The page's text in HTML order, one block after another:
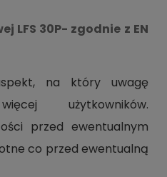
LFS 30P- zgodnie z EN
na który uwagę
użytkowników.
przed ewentualnym
co przed ewentualną